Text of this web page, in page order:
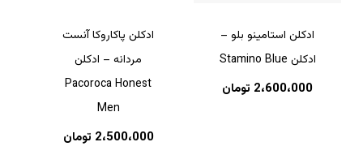
ادکلن استامینو بلو –
ادکلن Stamino Blue
2،600،000 تومان
ادکلن پاکاروکا آنست
مردانه – ادکلن
Pacoroca Honest
Men
2،500،000 تومان